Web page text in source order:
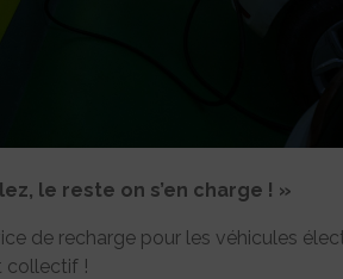
le reste on s’en charge ! »
de recharge pour les véhicules
collectif !